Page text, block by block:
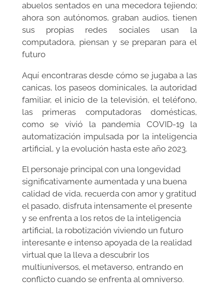
abuelos sentados en una mecedora tejiendo;
ahora son autónomos, graban audios, tienen
sus propias redes sociales usan la
computadora, piensan y se preparan para el
futuro
Aquí encontraras desde cómo se jugaba a las
canicas, los paseos dominicales, la autoridad
familiar, el inicio de la televisión, el teléfono,
las primeras computadoras domésticas,
como se vivió la pandemia COVID-19 la
automatización impulsada por la inteligencia
artificial, y la evolución hasta este año 2023.
El personaje principal con una longevidad
significativamente aumentada y una buena
calidad de vida, recuerda con amor y gratitud
el pasado, disfruta intensamente el presente
y se enfrenta a los retos de la inteligencia
artificial, la robotización viviendo un futuro
interesante e intenso apoyada de la realidad
virtual que la lleva a descubrir los
multiuniversos, el metaverso, entrando en
conflicto cuando se enfrenta al omniverso.